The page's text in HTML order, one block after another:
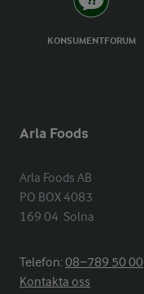
KONSUMENTFORUM
Arla Foods
Arla Foods AB
PO BOX 4083
169 04  Solna
Telefon:08−789 50 00
Kontakta oss